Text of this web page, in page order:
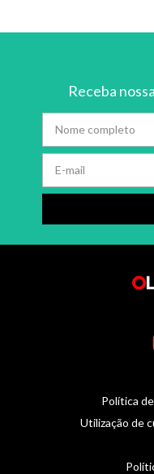
Receba
Política
Utilização de